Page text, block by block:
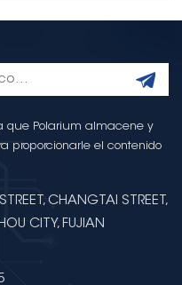
que Polarium almacene y
proporcionarle el contenido
CHANGTAI STREET,
CITY, FUJIAN